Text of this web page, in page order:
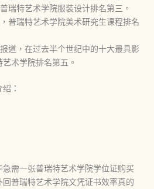
瑞特艺术学院服装设计排名第三。
普瑞特艺术学院美术研究生课程排名
道，在过去半个世纪中的十大最具影
术学院排名第五。
：
需一张普瑞特艺术学院学位证购买
普瑞特艺术学院文凭证书效率真的